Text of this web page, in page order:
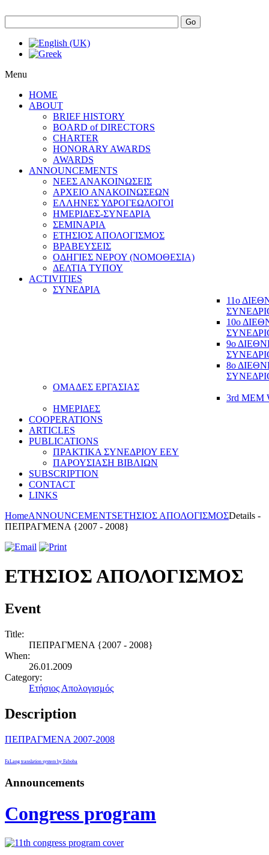
Go
Menu
HOME
ABOUT
BRIEF HISTORY
BOARD of DIRECTORS
CHARTER
HONORARY AWARDS
AWARDS
ANNOUNCEMENTS
ΝΕΕΣ ΑΝΑΚΟΙΝΩΣΕΙΣ
ΑΡΧΕΙΟ ΑΝΑΚΟΙΝΩΣΕΩΝ
ΕΛΛΗΝΕΣ ΥΔΡΟΓΕΩΛΟΓΟΙ
ΗΜΕΡΙΔΕΣ-ΣΥΝΕΔΡΙΑ
ΣΕΜΙΝΑΡΙΑ
ΕΤΗΣΙΟΣ ΑΠΟΛΟΓΙΣΜΟΣ
ΒΡΑΒΕΥΣΕΙΣ
ΟΔΗΓΙΕΣ ΝΕΡΟΥ (ΝΟΜΟΘΕΣΙΑ)
ΔΕΛΤΙΑ ΤΥΠΟΥ
ACTIVITIES
ΣΥΝΕΔΡΙΑ
11ο
10ο
9ο
8ο
ΟΜΑΔΕΣ ΕΡΓΑΣΙΑΣ
3rd MEM
ΗΜΕΡΙΔΕΣ
COOPERATIONS
ARTICLES
PUBLICATIONS
ΠΡΑΚΤΙΚΑ ΣΥΝΕΔΡΙΟΥ ΕΕΥ
ΠΑΡΟΥΣΙΑΣΗ ΒΙΒΛΙΩΝ
SUBSCRIPTION
CONTACT
LINKS
HomeANNOUNCEMENTSΕΤΗΣΙΟΣ ΑΠΟΛΟΓΙΣΜΟΣDetails -
ΠΕΠΡΑΓΜΕΝΑ {2007 - 2008}
ΕΤΗΣΙΟΣ ΑΠΟΛΟΓΙΣΜΟΣ
Event
Title:
ΠΕΠΡΑΓΜΕΝΑ {2007 - 2008}
When:
26.01.2009
Category:
Ετήσιος Απολογισμός
Description
ΠΕΠΡΑΓΜΕΝΑ 2007-2008
FaLang translation system by Faboba
Announcements
Congress program